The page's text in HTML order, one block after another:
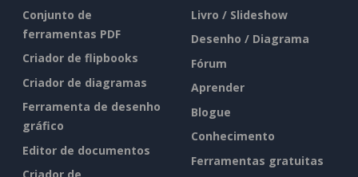
Conjunto de
ferramentas PDF
Criador de flipbooks
Criador de diagramas
Ferramenta de desenho
gráfico
Editor de documentos
Livro / Slideshow
Desenho / Diagrama
Fórum
Aprender
Blogue
Conhecimento
Ferramentas gratuitas